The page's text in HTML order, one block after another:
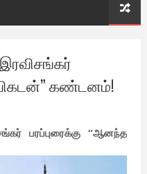
கண்டனம்!
பரப்புரைக்கு “ஆனந்த